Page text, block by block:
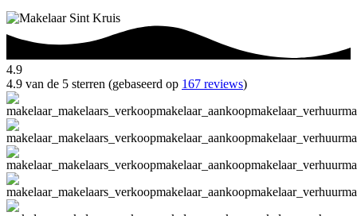
4.9
4.9 van de 5 sterren (gebaseerd op 167 reviews)